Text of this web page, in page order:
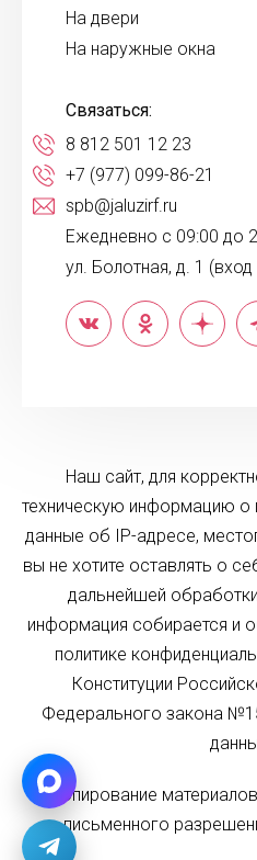
На двери
На наружные окна
Связаться:
8 812 501 12 23
+7 (977) 099-86-21
spb@jaluzirf.ru
Ежедневно с 09:00 до
ул. Болотная, д. 1
Наш сайт, для
техническую информацию о
данные об IP-адресе,
вы не хотите оставлять о
дальнейшей
информация собирается и
политике
Конституции
Федерального закона
Копирование
письменного